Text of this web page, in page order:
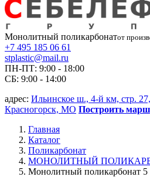
Монолитный поликарбонатот
+7 495 185 06 61
stplastic@mail.ru
ПН-ПТ: 9:00 - 18:00
СБ: 9:00 - 14:00
адрес: Ильинское ш., 4-й км, стр.
Красногорск, МО Построить
Главная
Каталог
Поликарбонат
МОНОЛИТНЫЙ
Монолитный поликарбонат